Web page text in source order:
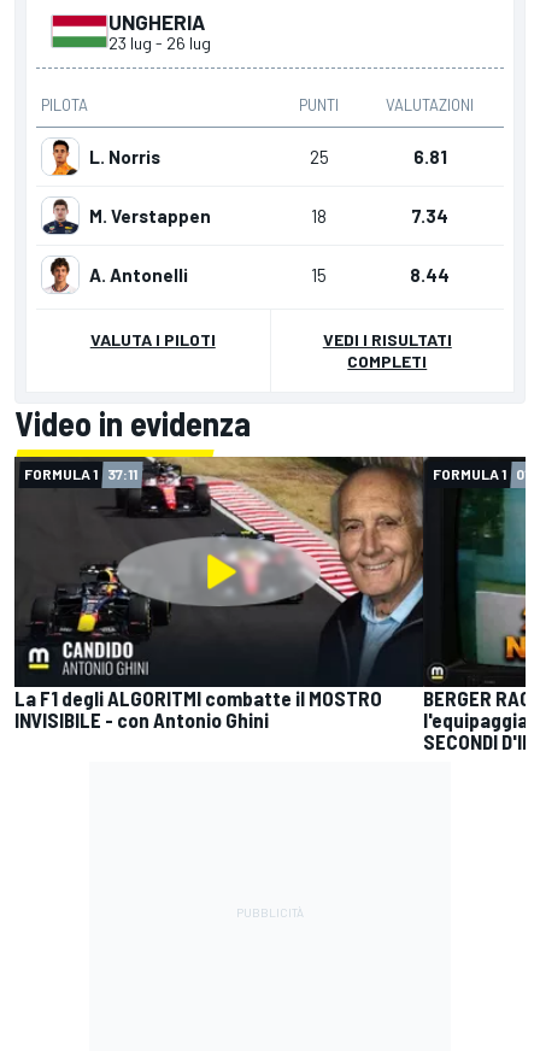
Video in evidenza
FORMULA 1 37:11
La F1 degli ALGORITMI combatte il MOSTRO
INVISIBILE - con Antonio Ghini
FORMULA 1
BERGER
SECONDI
UNGHERIA
23 lug - 26 lug
PILOTA PUNTI VALUTAZIONI
L. Norris 25 6.81
M. Verstappen 18 7.34
A. Antonelli 15 8.44
VALUTA I PILOTI
VEDI I RISULTATI
COMPLETI